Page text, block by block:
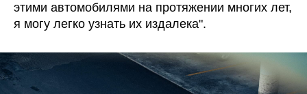
этими автомобилями на протяжении многих лет,
я могу легко узнать их издалека".